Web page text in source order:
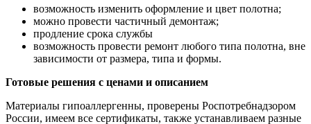
возможность изменить оформление и цвет полотна;
можно провести частичный демонтаж;
продление срока службы
возможность провести ремонт любого типа полотна, вне
зависимости от размера, типа и формы.
Готовые решения с ценами и описанием
Материалы гипоаллергенны, проверены Роспотребнадзором
России, имеем все сертификаты, также устанавливаем разные